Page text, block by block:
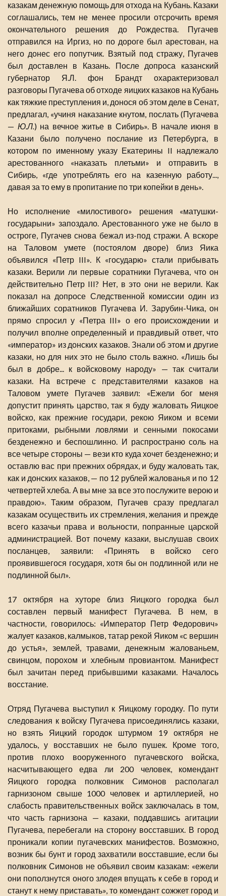
казакам денежную помощь для отхода на Кубань. Казаки
соглашались, тем не менее просили отсрочить время
окончательного решения до Рождества. Пугачев
отправился на Иргиз, но по дороге был арестован, на
него донес его попутчик. Взятый под стражу, Пугачев
был доставлен в Казань. После допроса казанский
губернатор Я.Л. фон Брандт охарактеризовал
разговоры Пугачева об отходе яицких казаков на Кубань
как тяжкие преступления и, донося об этом деле в Сенат,
предлагал, «учиня наказание кнутом, послать (Пугачева
— Ю.Л.) на вечное житье в Сибирь». В начале июня в
Казани было получено послание из Петербурга, в
котором по именному указу Екатерины II надлежало
арестованного «наказать плетьми» и отправить в
Сибирь, «где употреблять его на казенную работу...,
давая за то ему в пропитание по три копейки в день».
Но исполнение «милостивого» решения «матушки-
государыни» запоздало. Арестованного уже не было в
остроге, Пугачев снова бежал из-под стражи. А вскоре
на Таловом умете (постоялом дворе) близ Яика
объявился «Петр III». К «государю» стали прибывать
казаки. Верили ли первые соратники Пугачева, что он
действительно Петр III? Нет, в это они не верили. Как
показал на допросе Следственной комиссии один из
ближайших соратников Пугачева И. Зарубин-Чика, он
прямо спросил у «Петра III» о его происхождении и
получил вполне определенный и правдивый ответ, что
«император» из донских казаков. Знали об этом и другие
казаки, но для них это не было столь важно. «Лишь бы
был в добре... к войсковому народу» — так считали
казаки. На встрече с представителями казаков на
Таловом умете Пугачев заявил: «Ежели бог меня
допустит принять царство, так я буду жаловать Яицкое
войско, как прежние государи, рекою Яиком и всеми
притоками, рыбными ловлями и сенными покосами
безденежно и беспошлинно. И распространю соль на
все четыре стороны — вези кто куда хочет безденежно; и
оставлю вас при прежних обрядах, и буду жаловать так,
как и донских казаков, — по 12 рублей жалованья и по 12
четвертей хлеба. А вы мне за все это послужите верою и
правдою». Таким образом, Пугачев сразу предлагал
казакам осуществить их стремления, желания и прежде
всего казачьи права и вольности, попранные царской
администрацией. Вот почему казаки, выслушав своих
посланцев, заявили: «Принять в войско сего
проявившегося государя, хотя бы он подлинной или не
подлинной был».
17 октября на хуторе близ Яицкого городка был
составлен первый манифест Пугачева. В нем, в
частности, говорилось: «Император Петр Федорович»
жалует казаков, калмыков, татар рекой Яиком «с вершин
до устья», землей, травами, денежным жалованьем,
свинцом, порохом и хлебным провиантом. Манифест
был зачитан перед прибывшими казаками. Началось
восстание.
Отряд Пугачева выступил к Яицкому городку. По пути
следования к войску Пугачева присоединялись казаки,
но взять Яицкий городок штурмом 19 октября не
удалось, у восставших не было пушек. Кроме того,
против плохо вооруженного пугачевского войска,
насчитывающего едва ли 200 человек, комендант
Яицкого городка полковник Симонов располагал
гарнизоном свыше 1000 человек и артиллерией, но
слабость правительственных войск заключалась в том,
что часть гарнизона — казаки, поддавшись агитации
Пугачева, перебегали на сторону восставших. В город
проникали копии пугачевских манифестов. Возможно,
возник бы бунт и город захватили восставшие, если бы
полковник Симонов не объявил своим казакам: «ежели
они поползнутся оного злодея впущать к себе в город и
станут к нему приставать», то комендант сожжет город и